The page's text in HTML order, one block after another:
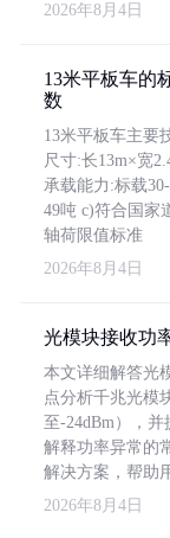
2026年8月4日
13米平板车的
数
13米平板车主要
尺寸:长13m×宽
承载能力:标载
49吨 c)符合国家
轴荷限值标准
2026年8月4日
光模块接收功
本文详细解答光
点分析千兆光模
至-24dBm），
解释功率异常的
解决方案，帮助
2026年8月4日